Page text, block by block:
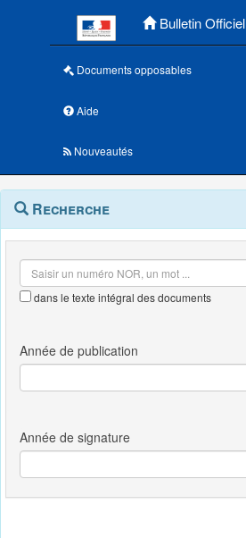
Bulletin Officiel
Documents opposables
Aide
Nouveautés
Navigation
outils
Menu
contextuel
Recherche
dans le texte intégral des documents